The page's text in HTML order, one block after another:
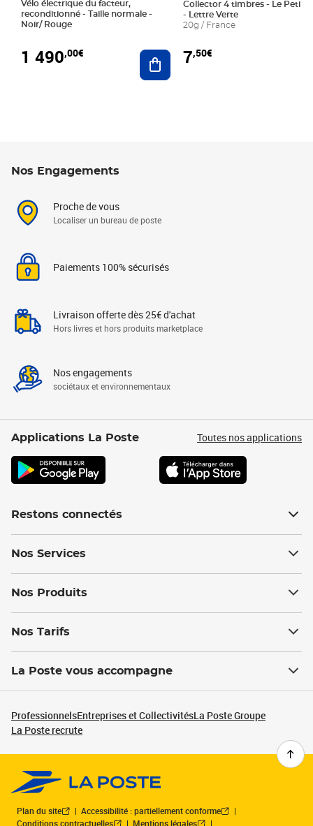
Vélo électrique du facteur,
reconditionné - Taille normale -
Noir/ Rouge
1 490,00€ Ajouter au panier
Collector 4 timbres - Le Petit
- Lettre Verte
20g / France
7,50€
Nos Engagements
Proche de vous
Localiser un bureau de poste
Paiements 100% sécurisés
Livraison offerte dès 25€ d'achat
Hors livres et hors produits marketplace
Nos engagements
sociétaux et environnementaux
Applications La Poste Toutes nos applications
Restons connectés
Nos Services
Nos Produits
Nos Tarifs
La Poste vous accompagne
ProfessionnelsEntreprises et CollectivitésLa Poste Groupe
La Poste recrute
Plan du site
Accessibilité : partiellement conforme
Conditions contractuelles
Mentions légales